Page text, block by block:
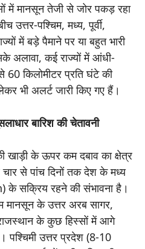
में मानसून तेजी से जोर पकड़ रहा
पश्चिम, मध्य, पूर्वी,
में बड़े पैमाने पर या बहुत भारी
अलावा, कई राज्यों में आंधी-
किलोमीटर प्रति घंटे की
भी अलर्ट जारी किए गए हैं।
बारिश की चेतावनी
खाड़ी के ऊपर कम दबाव का क्षेत्र
से पांच दिनों तक देश के मध्य
के सक्रिय रहने की संभावना है।
मानसून के उत्तर अरब सागर,
के कुछ हिस्सों में आगे
उत्तर प्रदेश (8-10